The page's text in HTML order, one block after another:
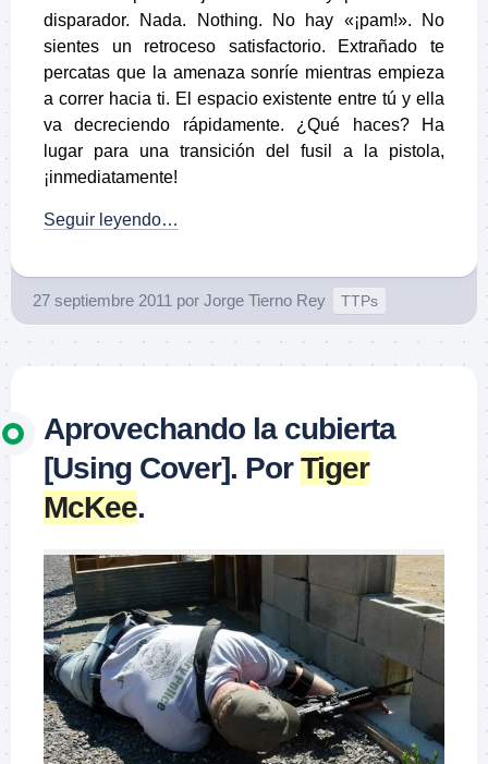
disparador. Nada. Nothing. No hay «¡pam!». No
sientes un retroceso satisfactorio. Extrañado te
percatas que la amenaza sonríe mientras empieza
a correr hacia ti. El espacio existente entre tú y ella
va decreciendo rápidamente. ¿Qué haces? Ha
lugar para una transición del fusil a la pistola,
¡inmediatamente!
Seguir leyendo…
27 septiembre 2011 por Jorge Tierno Rey TTPs
Aprovechando la cubierta
[Using Cover]. PorTiger
McKee.